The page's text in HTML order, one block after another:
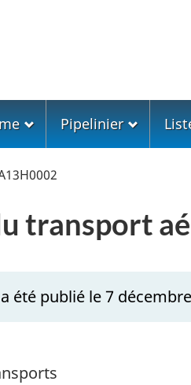
Pipelinier
transport
été publié le 7